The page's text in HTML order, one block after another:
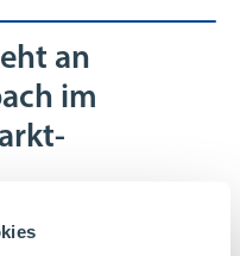
an
im